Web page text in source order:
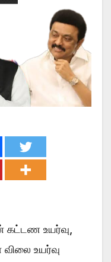
கட்டண உயர்வு,
விலை உயர்வு